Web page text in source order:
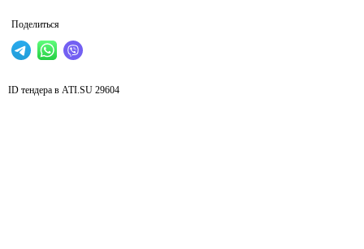
Поделиться
ID тендера в ATI.SU 29604